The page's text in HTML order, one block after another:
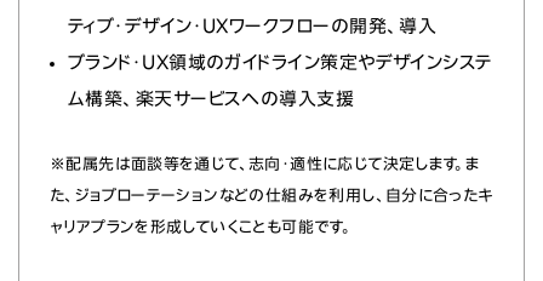
ティブ・デザイン・UXワークフローの開発、導入
ブランド・UX領域のガイドライン策定やデザインシステ
ム構築、楽天サービスへの導入支援
※配属先は面談等を通じて、志向・適性に応じて決定します。ま
た、ジョブローテーションなどの仕組みを利用し、自分に合ったキ
ャリアプランを形成していくことも可能です。